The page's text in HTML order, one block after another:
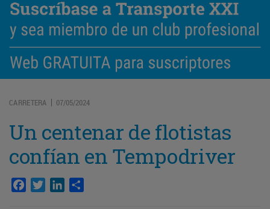
CARRETERA | 07/05/2024
Un centenar de flotistas
confían en Tempodriver
Facebook
TwitterLinkedIn